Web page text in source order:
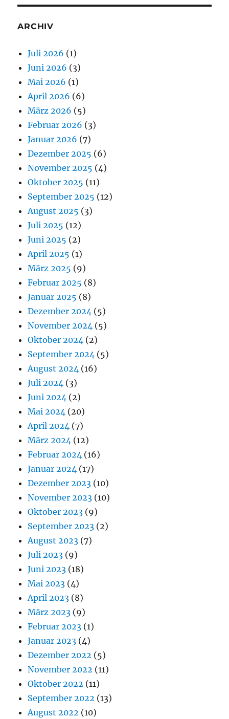
ARCHIV
Juli 2026 (1)
Juni 2026 (3)
Mai 2026 (1)
April 2026 (6)
März 2026 (5)
Februar 2026 (3)
Januar 2026 (7)
Dezember 2025 (6)
November 2025 (4)
Oktober 2025 (11)
September 2025 (12)
August 2025 (3)
Juli 2025 (12)
Juni 2025 (2)
April 2025 (1)
März 2025 (9)
Februar 2025 (8)
Januar 2025 (8)
Dezember 2024 (5)
November 2024 (5)
Oktober 2024 (2)
September 2024 (5)
August 2024 (16)
Juli 2024 (3)
Juni 2024 (2)
Mai 2024 (20)
April 2024 (7)
März 2024 (12)
Februar 2024 (16)
Januar 2024 (17)
Dezember 2023 (10)
November 2023 (10)
Oktober 2023 (9)
September 2023 (2)
August 2023 (7)
Juli 2023 (9)
Juni 2023 (18)
Mai 2023 (4)
April 2023 (8)
März 2023 (9)
Februar 2023 (1)
Januar 2023 (4)
Dezember 2022 (5)
November 2022 (11)
Oktober 2022 (11)
September 2022 (13)
August 2022 (10)